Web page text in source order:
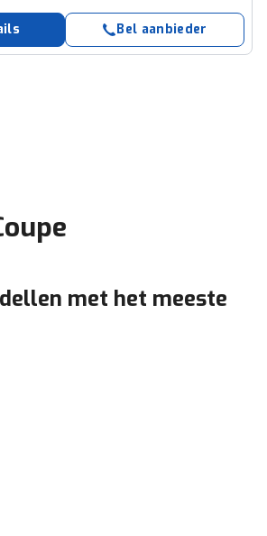
Bel aanbieder
met het meeste